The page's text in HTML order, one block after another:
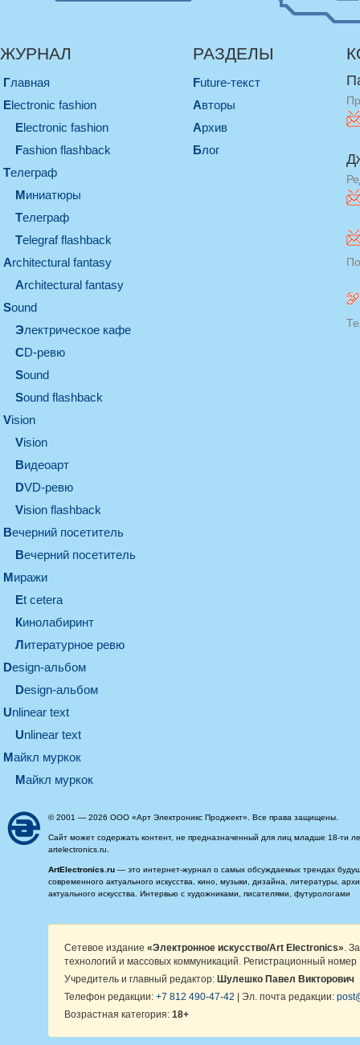
ЖУРНАЛ
Главная
electronic fashion
electronic fashion
Fashion flashback
телеграф
миниатюры
телеграф
Telegraf flashback
architectural fantasy
architectural fantasy
sound
электрическое кафе
CD-ревю
sound
Sound flashback
vision
vision
видеоарт
DVD-ревю
Vision flashback
вечерний посетитель
вечерний посетитель
миражи
et cetera
кинолабиринт
литературное ревю
design-альбом
design-альбом
unlinear text
Unlinear text
майкл муркок
майкл муркок
РАЗДЕЛЫ
Future-текст
Авторы
Архив
Блог
© 2001 — 2026 ООО «Арт Электроникс Проджект». Все права защищены.
Сайт может содержать контент, не предназначенный для лиц младше 18-ти
artelectronics.ru.
ArtElectronics.ru — это интернет-журнал о самых обсуждаемых трендах
современного актуального искусства, кино, музыки, дизайна, литературы,
актуального искусства. Интервью с художниками, писателями, футурологами
Сетевое издание «Электронное искусство/Art Electronics» .
технологий и массовых коммуникаций. Регистрационный
Учредитель и главный редактор: Шулешко Павел Викторович
Телефон редакции: +7 812 490-47-42 | Эл. почта редакции:
Возрастная категория: 18+